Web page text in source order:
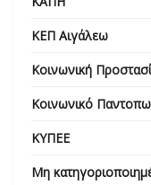
ΚΕΠ Αιγάλεω
Κοινωνική
Κοινωνικό
ΚΥΠΕΕ
Μη